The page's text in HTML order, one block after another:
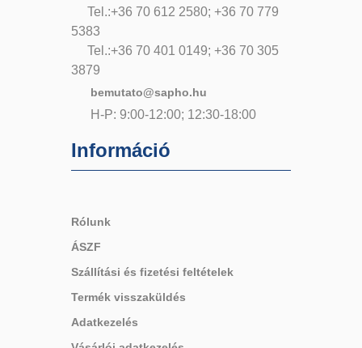
Tel.:+36 70 612 2580; +36 70 779
5383
Tel.:+36 70 401 0149; +36 70 305
3879
bemutato@sapho.hu
H-P: 9:00-12:00; 12:30-18:00
Információ
Rólunk
ÁSZF
Szállítási és fizetési feltételek
Termék visszaküldés
Adatkezelés